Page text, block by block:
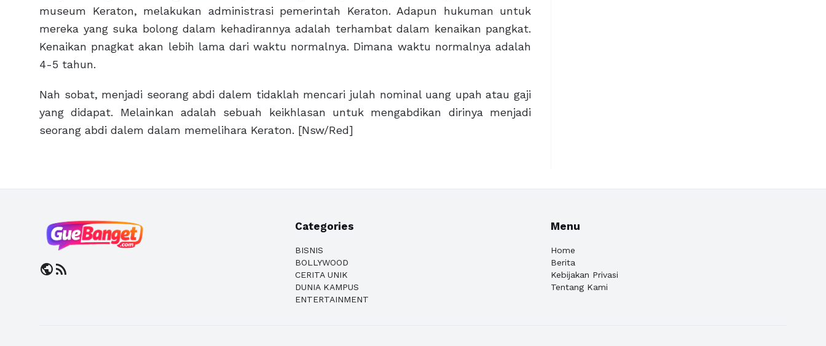
museum Keraton, melakukan administrasi pemerintah Keraton. Adapun hukuman untuk
mereka yang suka bolong dalam kehadirannya adalah terhambat dalam kenaikan pangkat.
Kenaikan pnagkat akan lebih lama dari waktu normalnya. Dimana waktu normalnya adalah
4-5 tahun.
Nah sobat, menjadi seorang abdi dalem tidaklah mencari julah nominal uang upah atau gaji
yang didapat. Melainkan adalah sebuah keikhlasan untuk mengabdikan dirinya menjadi
seorang abdi dalem dalam memelihara Keraton. [Nsw/Red]
publicrss_feed
Categories
BISNIS
BOLLYWOOD
CERITA UNIK
DUNIA KAMPUS
ENTERTAINMENT
Menu
Home
Berita
Kebijakan Privasi
Tentang Kami